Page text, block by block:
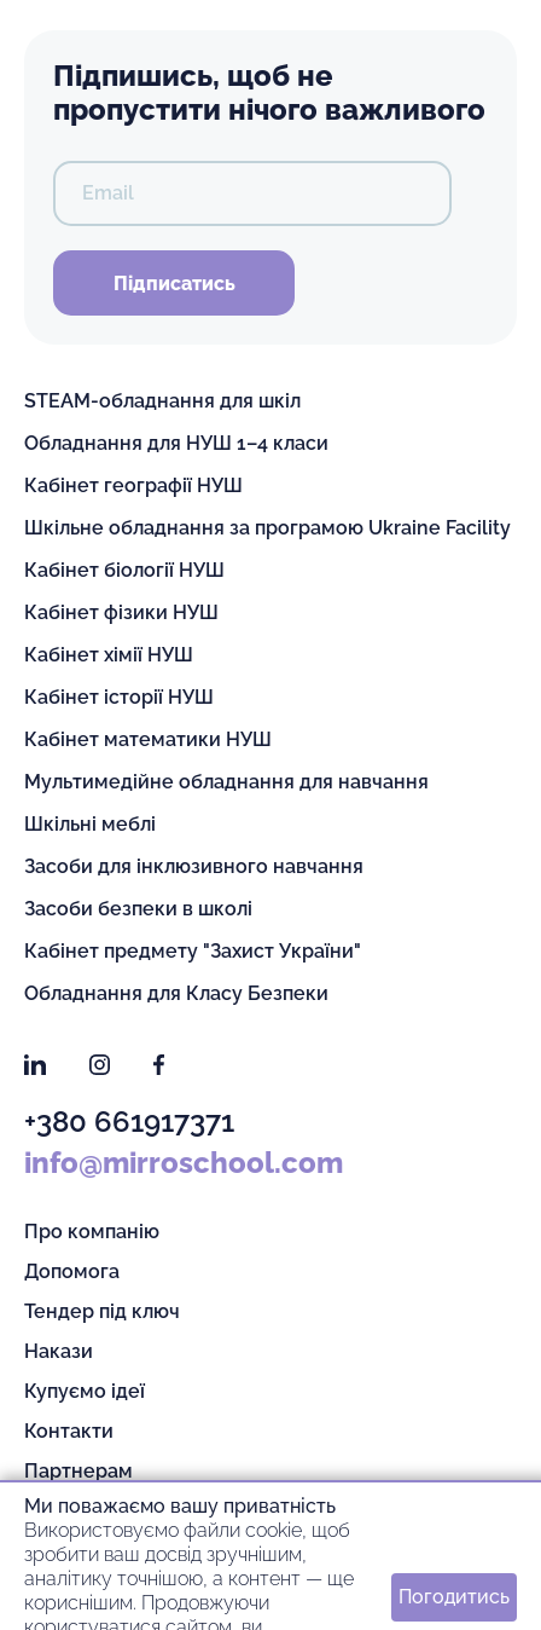
Підпишись, щоб не
пропустити нічого важливого
Email
Підписатись
STEAM-обладнання для шкіл
Обладнання для НУШ 1–4 класи
Кабінет географії НУШ
Шкільне обладнання за програмою Ukraine Facility
Кабінет біології НУШ
Кабінет фізики НУШ
Кабінет хімії НУШ
Кабінет історії НУШ
Кабінет математики НУШ
Мультимедійне обладнання для навчання
Шкільні меблі
Засоби для інклюзивного навчання
Засоби безпеки в школі
Кабінет предмету "Захист України"
Обладнання для Класу Безпеки
LinkedInInstagramFacebook
+380 661917371
info@mirroschool.com
Про компанію
Допомога
Тендер під ключ
Накази
Купуємо ідеї
Контакти
Партнерам
Гарантія та повернення
Оплата та доставка
© 2026 mirroschool
Ми поважаємо вашу приватність
Використовуємо файли cookie, щоб
зробити ваш досвід зручнішим,
аналітику точнішою, а контент — ще
кориснішим. Продовжуючи
Погодитись